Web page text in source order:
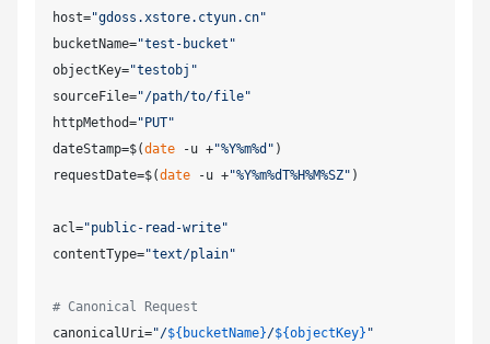
host="gdoss.xstore.ctyun.cn"
bucketName="test-bucket"
objectKey="testobj"
sourceFile="/path/to/file"
httpMethod="PUT"
dateStamp=$(date -u +"%Y%m%d" )
requestDate=$(date -u +"%Y%m%dT%H%M%SZ" )
acl="public-read-write"
contentType="text/plain"
# Canonical Request
canonicalUri="/${bucketName}/${objectKey} "